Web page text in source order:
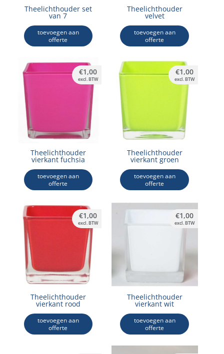
Theelichthouder set
van 7
toevoegen aan
offerte
Theelichthouder
velvet
toevoegen aan
offerte
Theelichthouder
vierkant fuchsia
toevoegen aan
offerte
€1,00
excl. BTW
Theelichthouder
vierkant groen
toevoegen aan
offerte
€1,00
excl. BTW
Theelichthouder
vierkant rood
toevoegen aan
offerte
€1,00
excl. BTW
Theelichthouder
vierkant wit
toevoegen aan
offerte
€1,00
excl. BTW